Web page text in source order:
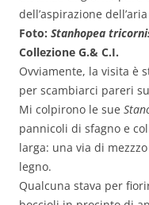
dell’aspirazione
Foto: Stanhopea
Collezione G.& C.I.
Ovviamente, la visita è
per scambiarci pareri
Mi colpirono le sue
pannicoli di sfagno e
larga: una via di
legno.
Qualcuna stava per